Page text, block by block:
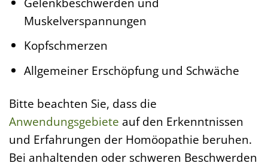
Muskelverspannungen
Kopfschmerzen
Allgemeiner Erschöpfung und Schwäche
Bitte beachten Sie, dass die
Anwendungsgebiete auf den Erkenntnissen
und Erfahrungen der Homöopathie beruhen.
Bei anhaltenden oder schweren Beschwerden